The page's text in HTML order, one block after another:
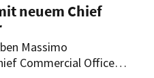
neuem Chief
Massimo
Commercial Officer